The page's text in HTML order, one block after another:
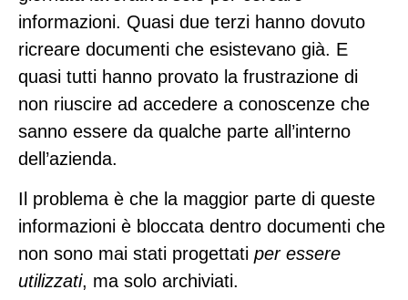
informazioni. Quasi due terzi hanno dovuto
ricreare documenti che esistevano già. E
quasi tutti hanno provato la frustrazione di
non riuscire ad accedere a conoscenze che
sanno essere da qualche parte all’interno
dell’azienda.
Il problema è che la maggior parte di queste
informazioni è bloccata dentro documenti che
non sono mai stati progettati per essere
utilizzati, ma solo archiviati.